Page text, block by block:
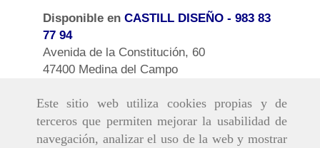
Este sitio web utiliza cookies propias y de
terceros que permiten mejorar la usabilidad de
navegación, analizar el uso de la web y mostrar
Disponible en CASTILL DISEÑO - 983 83
77 94
Avenida de la Constitución, 60
47400 Medina del Campo